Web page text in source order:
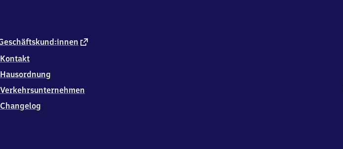
8
externer
Kontakt
Hausordnung
Verkehrsunternehmen
Changelog